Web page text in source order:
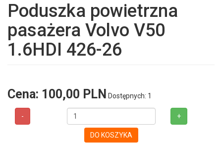
Poduszka powietrzna
pasażera Volvo V50
1.6HDI 426-26
Cena: 100,00 PLN Dostępnych: 1
- +
DO KOSZYKA